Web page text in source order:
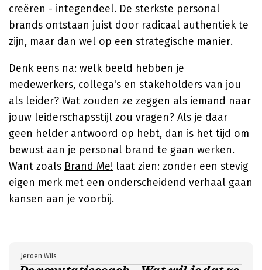
creëren - integendeel. De sterkste personal
brands ontstaan juist door radicaal authentiek te
zijn, maar dan wel op een strategische manier.
Denk eens na: welk beeld hebben je
medewerkers, collega's en stakeholders van jou
als leider? Wat zouden ze zeggen als iemand naar
jouw leiderschapsstijl zou vragen? Als je daar
geen helder antwoord op hebt, dan is het tijd om
bewust aan je personal brand te gaan werken.
Want zoals Brand Me! laat zien: zonder een stevig
eigen merk met een onderscheidend verhaal gaan
kansen aan je voorbij.
Jeroen Wils